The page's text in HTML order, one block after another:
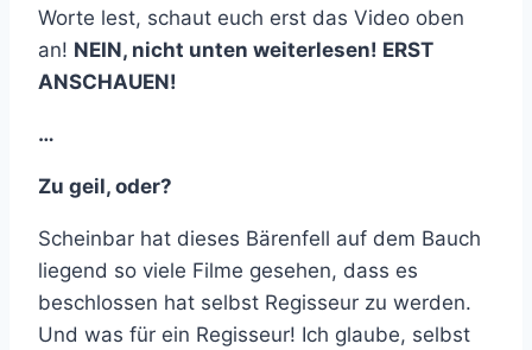
Worte lest, schaut euch erst das Video oben
an! NEIN, nicht unten weiterlesen! ERST
ANSCHAUEN!
…
Zu geil, oder?
Scheinbar hat dieses Bärenfell auf dem Bauch
liegend so viele Filme gesehen, dass es
beschlossen hat selbst Regisseur zu werden.
Und was für ein Regisseur! Ich glaube, selbst